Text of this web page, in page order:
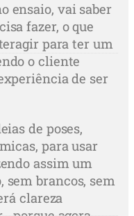
ensaio, vai saber
fazer, o que
para ter um
o cliente
de ser
de poses,
para usar
assim um
sem brancos, sem
clareza